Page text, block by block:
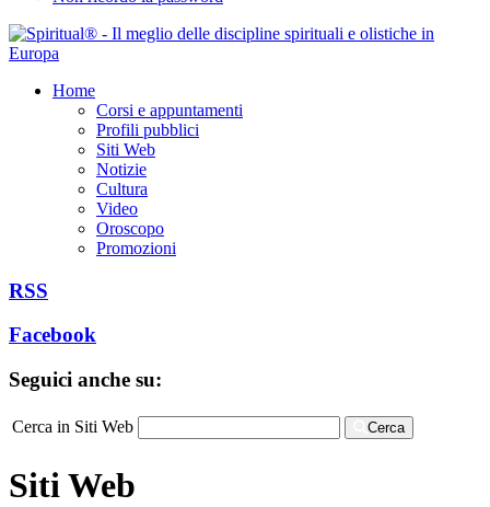
Home
Corsi e appuntamenti
Profili pubblici
Siti Web
Notizie
Cultura
Video
Oroscopo
Promozioni
RSS
Facebook
Seguici anche su:
Cerca in Siti Web Cerca
Siti Web